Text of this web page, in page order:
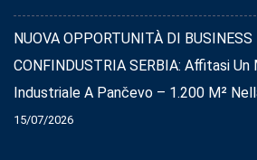
NUOVA OPPORTUNITÀ DI BUSINESS
CONFINDUSTRIA SERBIA: Affitasi Un
Industriale A Pančevo – 1.200 M²
15/07/2026